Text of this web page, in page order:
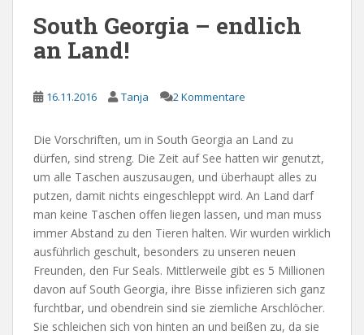
South Georgia – endlich
an Land!
16.11.2016 Tanja 2 Kommentare
Die Vorschriften, um in South Georgia an Land zu
dürfen, sind streng. Die Zeit auf See hatten wir genutzt,
um alle Taschen auszusaugen, und überhaupt alles zu
putzen, damit nichts eingeschleppt wird. An Land darf
man keine Taschen offen liegen lassen, und man muss
immer Abstand zu den Tieren halten. Wir wurden wirklich
ausführlich geschult, besonders zu unseren neuen
Freunden, den Fur Seals. Mittlerweile gibt es 5 Millionen
davon auf South Georgia, ihre Bisse infizieren sich ganz
furchtbar, und obendrein sind sie ziemliche Arschlöcher.
Sie schleichen sich von hinten an und beißen zu, da sie